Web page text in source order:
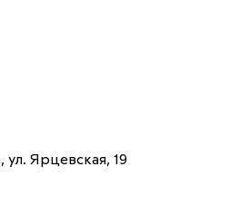
ул. Ярцевская, 19